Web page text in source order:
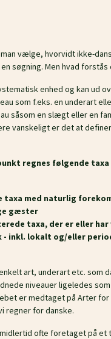
vælge, hvorvidt ikke-
søgning. Men hvad forstås
enhed og kan ud
som f.eks. en underart
såsom en slægt eller en
vanskeligt er det at
regnes følgende
taxa med naturlig
gæster
taxa, der er eller
- inkl. lokalt og/eller
art, underart etc. som
niveauer ligeledes
er medtaget på Arter
regner for danske.
ofte foretaget på et